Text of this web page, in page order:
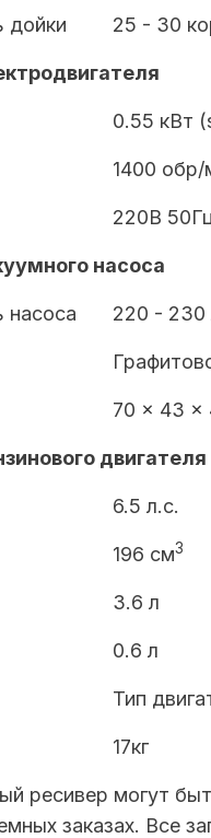
дойки 25 - 30
0.55 кВт
1400 обp/
220B
насоса
насоса 220 - 230
70 x 43 x
двигателя
6.5 л.с.
196 см3
3.6 л
0.6 л
Тип
17кг
ресивер могут
заказах. Все